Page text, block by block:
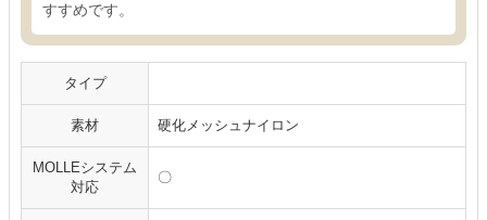
すすめです。
タイプ
素材 硬化メッシュナイロン
MOLLEシステム
対応
〇